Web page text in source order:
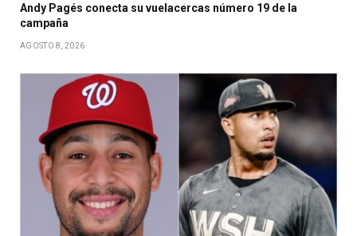
Andy Pagés conecta su vuelacercas número 19 de la
campaña
AGOSTO 8, 2026